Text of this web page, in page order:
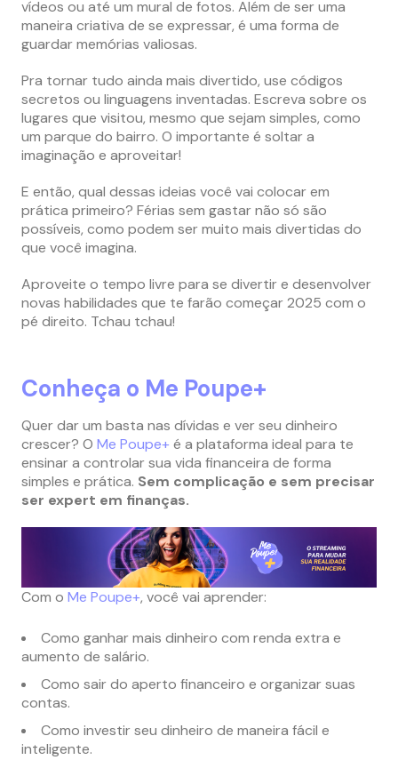
vídeos ou até um mural de fotos. Além de ser uma
maneira criativa de se expressar, é uma forma de
guardar memórias valiosas.
Pra tornar tudo ainda mais divertido, use códigos
secretos ou linguagens inventadas. Escreva sobre os
lugares que visitou, mesmo que sejam simples, como
um parque do bairro. O importante é soltar a
imaginação e aproveitar!
E então, qual dessas ideias você vai colocar em
prática primeiro? Férias sem gastar não só são
possíveis, como podem ser muito mais divertidas do
que você imagina.
Aproveite o tempo livre para se divertir e desenvolver
novas habilidades que te farão começar 2025 com o
pé direito. Tchau tchau!
Conheça o Me Poupe+
Quer dar um basta nas dívidas e ver seu dinheiro
crescer? O Me Poupe+ é a plataforma ideal para te
ensinar a controlar sua vida financeira de forma
simples e prática. Sem complicação e sem precisar
ser expert em finanças.
Com o Me Poupe+, você vai aprender:
Como ganhar mais dinheiro com renda extra e
aumento de salário.
Como sair do aperto financeiro e organizar suas
contas.
Como investir seu dinheiro de maneira fácil e
inteligente.